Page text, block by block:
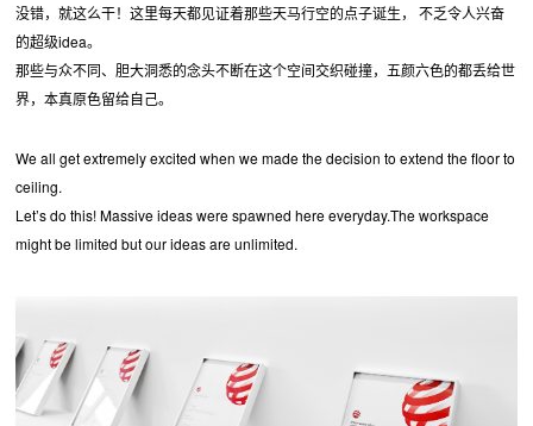
没错，就这么干！这里每天都见证着那些天马行空的点子诞生， 不乏令人兴奋
的超级idea。
那些与众不同、胆大洞悉的念头不断在这个空间交织碰撞，五颜六色的都丢给世
界，本真原色留给自己。
We all get extremely excited when we made the decision to extend the floor to
ceiling.
Let’s do this! Massive ideas were spawned here everyday.The workspace
might be limited but our ideas are unlimited.